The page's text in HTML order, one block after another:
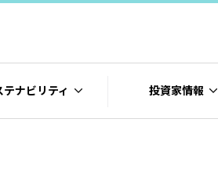
テナビリティ 投資家情報